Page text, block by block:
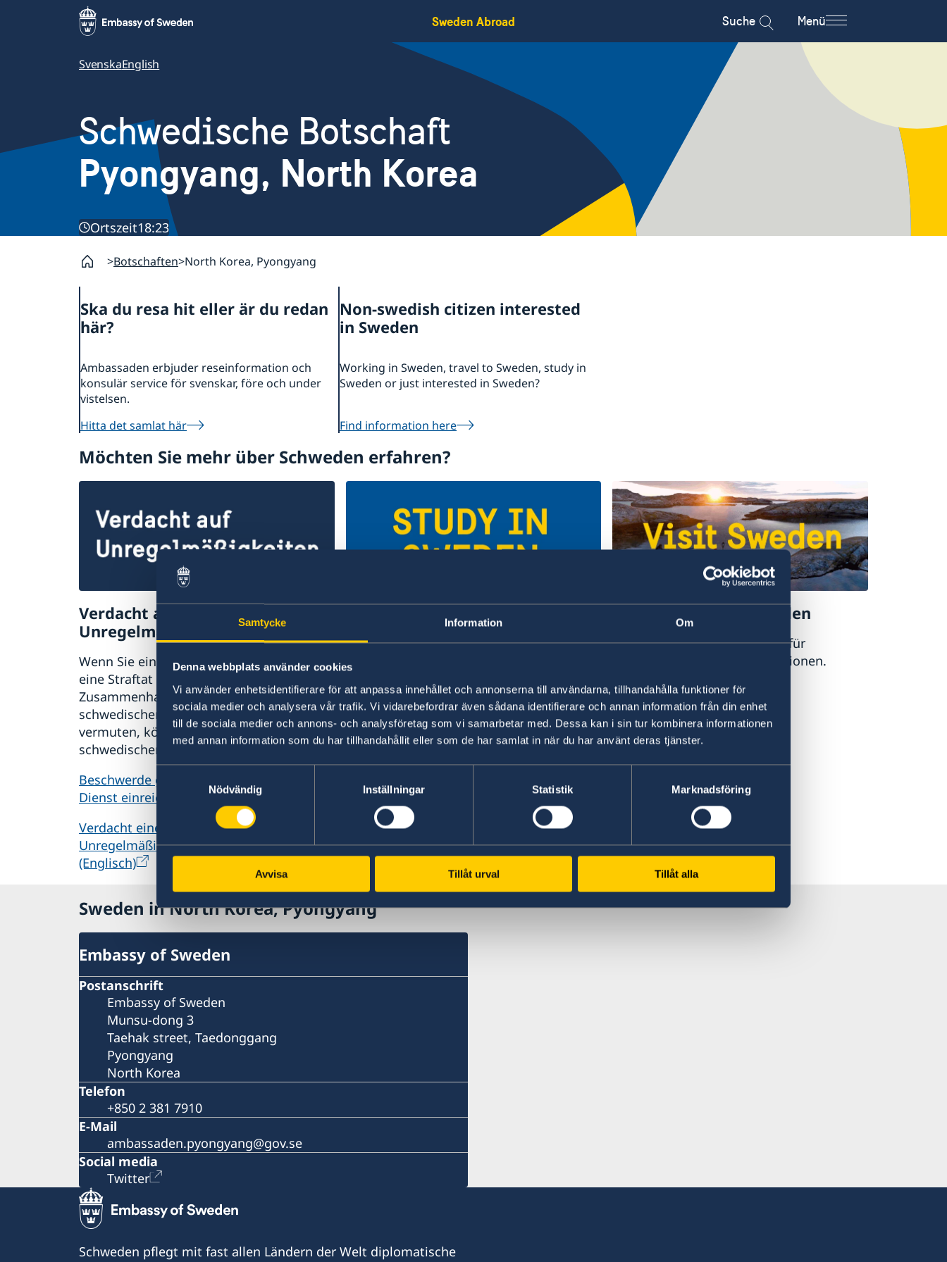
Samtycke Information Om
Denna webbplats använder cookies
Vi använder enhetsidentifierare för att anpassa innehållet och annonserna till användarna, tillhandahålla funktioner för
sociala medier och analysera vår trafik. Vi vidarebefordrar även sådana identifierare och annan information från din enhet
till de sociala medier och annons- och analysföretag som vi samarbetar med. Dessa kan i sin tur kombinera informationen
med annan information som du har tillhandahållit eller som de har samlat in när du har använt deras tjänster.
Nödvändig
Inställningar Statistik Marknadsföring
Avvisa Tillåt urval Tillåt alla
Sweden Abroad Suche Menü
SvenskaEnglish
Schwedische Botschaft
Pyongyang, North Korea
Ortszeit18:23
Botschaften North Korea, Pyongyang
Ska du resa hit eller är du redan
här?
Ambassaden erbjuder reseinformation och
konsulär service för svenskar, före och under
vistelsen.
Hitta det samlat här
Non-swedish citizen interested
in Sweden
Working in Sweden, travel to Sweden, study in
Sweden or just interested in Sweden?
Find information here
Möchten Sie mehr über Schweden erfahren?
Verdacht auf
Unregelmäßigkeiten
Wenn Sie eine Beschwerde haben oder
eine Straftat oder Unregelmäßigkeit im
Zusammenhang mit der Tätigkeit des
schwedischen Auswärtigen Dienstes
vermuten, können Sie dies dem
schwedischen Außenministerium melden.
Beschwerde gegen den Auswärtigen
Dienst einreichen (Englisch)
Verdacht einer Straftat oder andere
Unregelmäßigkeiten melden
(Englisch)
Auf Studyinsweden.se finden
innen alle nötigen Informationen zur
akademischen Ausbildung in Schweden.
Study in Sweden
Willkommen in Schweden
Schwedens offizielle Website für
Tourismus und Reiseinformationen.
Visit Sweden
Sweden in North Korea, Pyongyang
Embassy of Sweden
Postanschrift
Embassy of Sweden
Munsu-dong 3
Taehak street, Taedonggang
Pyongyang
North Korea
Telefon
+850 2 381 7910
E-Mail
ambassaden.pyongyang@gov.se
Social media
Twitter
Schweden pflegt mit fast allen Ländern der Welt diplomatische